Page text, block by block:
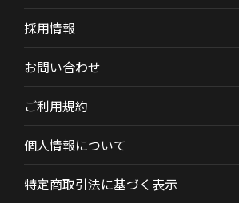
採用情報
お問い合わせ
ご利用規約
個人情報について
特定商取引法に基づく表示